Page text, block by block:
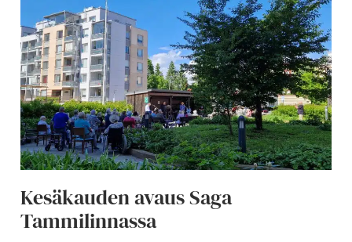
Kesäkauden avaus Saga
Tammilinnassa